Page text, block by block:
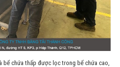
bể chứa thấp được lọc trong bể chứa cao,